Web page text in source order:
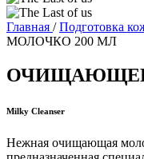
Главная /Подготовка
МОЛОЧКО 200 МЛ
Milky Cleanser
Нежная очищающая